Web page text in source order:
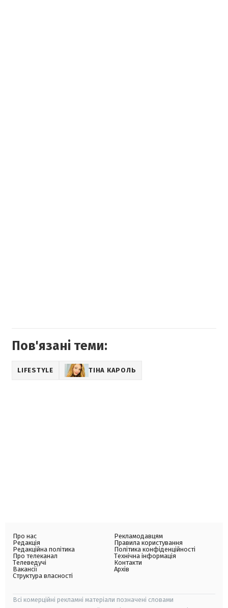
Пов'язані теми:
LIFESTYLE ТІНА КАРОЛЬ
Про нас
Редакція
Редакційна політика
Про телеканал
Телеведучі
Вакансії
Структура власності
Рекламодавцям
Правила користування
Політика конфіденційності
Технічна інформація
Контакти
Архів
Всі комерційні рекламні матеріали позначені словами